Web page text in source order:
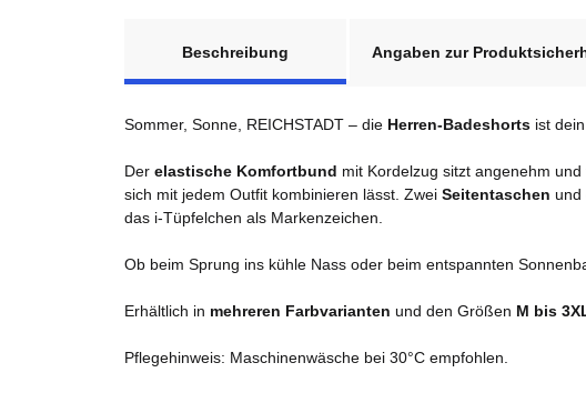
Beschreibung
Angaben zur
Sommer, Sonne, REICHSTADT – die Herren-Badeshorts ist
Der elastische Komfortbund mit Kordelzug sitzt angenehm
sich mit jedem Outfit kombinieren lässt. Zwei Seitentaschen und
das i-Tüpfelchen als Markenzeichen.
Ob beim Sprung ins kühle Nass oder beim entspannten
Erhältlich in mehreren Farbvarianten und den Größen M bis
Pflegehinweis: Maschinenwäsche bei 30°C empfohlen.